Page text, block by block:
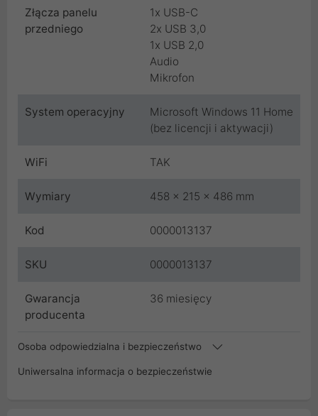
Złącza panelu
przedniego
1x USB-C
2x USB 3,0
1x USB 2,0
Audio
Mikrofon
System operacyjny
Microsoft Windows 11 Home
(bez licencji i aktywacji)
WiFi TAK
Wymiary 458 x 215 x 486 mm
Kod 0000013137
SKU 0000013137
Gwarancja
producenta
36 miesięcy
Osoba odpowiedzialna i bezpieczeństwo
Uniwersalna informacja o bezpieczeństwie